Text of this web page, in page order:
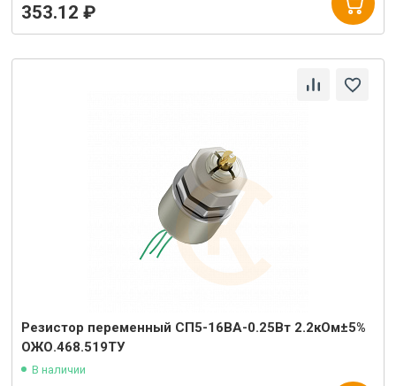
353.12 ₽
Резистор переменный СП5-16ВА-0.25Вт 2.2кОм±5%
ОЖО.468.519ТУ
В наличии